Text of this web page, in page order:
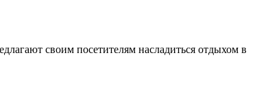
своим посетителям насладиться отдыхом в